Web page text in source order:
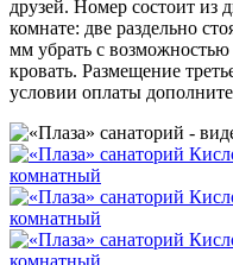
друзей. Номер состоит из
комнате: две раздельно
мм убрать с
кровать. Размещение
условии оплаты